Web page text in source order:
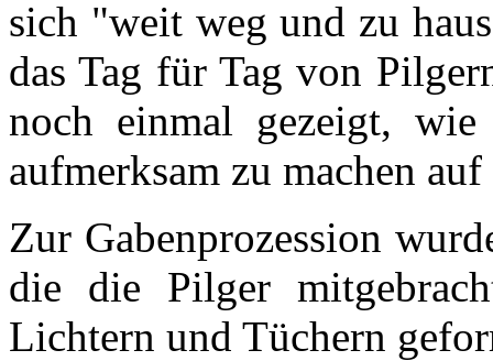
sich "weit weg und zu
das Tag für Tag von
noch einmal gezeigt,
aufmerksam zu machen
Zur Gabenprozession
die die Pilger
Lichtern und Tüchern